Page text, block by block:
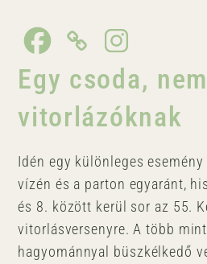
Egy csoda,
vitorlázóknak
Idén egy különleges
vízén és a parton egyaránt,
és 8. között kerül sor az 55.
vitorlásversenyre. A több
hagyománnyal büszkélkedő